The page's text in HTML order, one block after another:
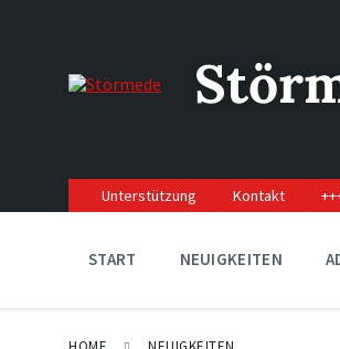
navigation
Unterstützung Kontakt
START NEUIGKEITEN